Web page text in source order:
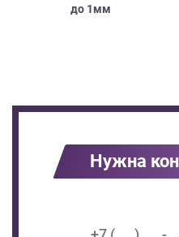
до 1мм
Нужна